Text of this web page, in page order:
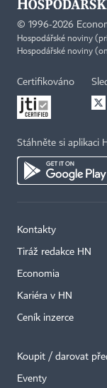
© 1996-2026
Hospodářské noviny
Hospodářské noviny
Certifikováno
Stáhněte si aplikaci
Kontakty
Tiráž redakce HN
Economia
Kariéra v HN
Ceník inzerce
Koupit / darovat
Eventy